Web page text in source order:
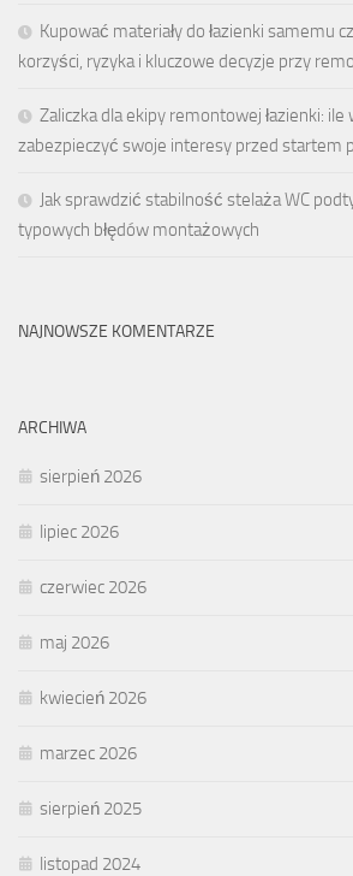
Kupować materiały do łazienki samemu
korzyści, ryzyka i kluczowe decyzje przy
Zaliczka dla ekipy remontowej łazienki: ile
zabezpieczyć swoje interesy przed startem
Jak sprawdzić stabilność stelaża WC
typowych błędów montażowych
NAJNOWSZE KOMENTARZE
ARCHIWA
sierpień 2026
lipiec 2026
czerwiec 2026
maj 2026
kwiecień 2026
marzec 2026
sierpień 2025
listopad 2024